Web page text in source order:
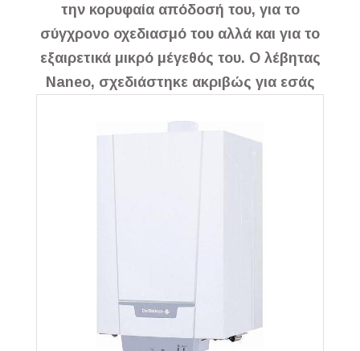
την κορυφαία απόδοσή του, για το
σύγχρονο οχεδιασμό του αλλά και για το
εξαιρετικά μικρό μέγεθός του. Ο λέβητας
Naneo, σχεδιάστηκε ακριβώς για εσάς